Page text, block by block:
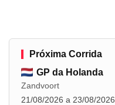
Próxima Corrida
GP da Holanda
Zandvoort
21/08/2026 a 23/08/2026